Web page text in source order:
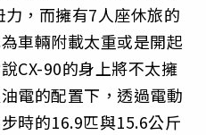
，而擁有7人座休旅的
車輛附載太重或是開起
CX-90的身上將不太擁
電的配置下，透過電動
時的16.9匹與15.6公斤